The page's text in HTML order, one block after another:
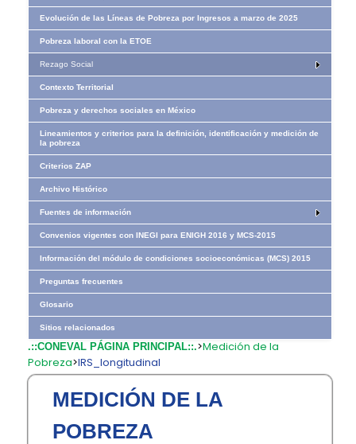
Evolución de las Líneas de Pobreza por Ingresos​​ a marzo de 2025
Pobreza laboral con la ETOE
Rezago Social
Contexto Territorial
Pobreza y derechos sociales en México
Lineamientos y criterios para la definición, identificación y medición de
la pobreza
Criterios ZAP
Archivo Histórico
Fuentes de información
Convenios vigentes con INEGI para ENIGH 2016 y MCS-2015
Información del módulo de condiciones socioeconómicas (MCS) 2015
Preguntas frecuentes
Glosario
Sitios relacionados
.::CONEVAL PÁGINA PRINCIPAL::.>Medición de la
Pobreza>IRS_longitudinal
MEDICIÓN DE LA
POBREZA